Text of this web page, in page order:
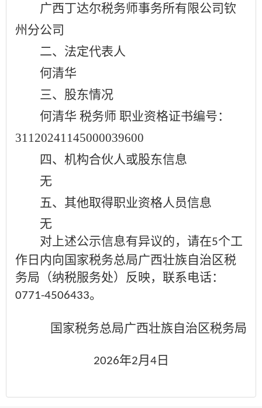
广西丁达尔税务师事务所有限公司钦
州分公司
二、法定代表人
何清华
三、股东情况
何清华 税务师 职业资格证书编号：
31120241145000039600
四、机构合伙人或股东信息
无
五、其他取得职业资格人员信息
无
对上述公示信息有异议的，请在5个工
作日内向国家税务总局广西壮族自治区税
务局（纳税服务处）反映，联系电话：
0771-4506433。
国家税务总局广西壮族自治区税务局
2026年2月 4日